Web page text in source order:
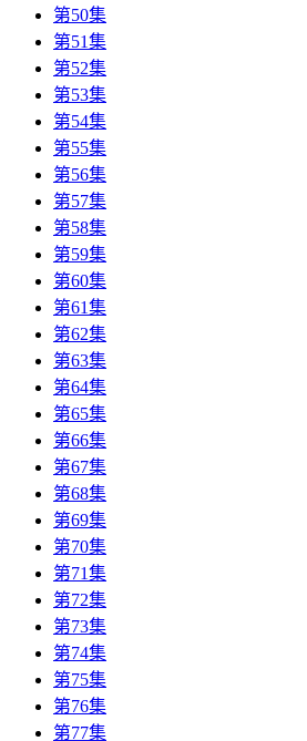
第50集
第51集
第52集
第53集
第54集
第55集
第56集
第57集
第58集
第59集
第60集
第61集
第62集
第63集
第64集
第65集
第66集
第67集
第68集
第69集
第70集
第71集
第72集
第73集
第74集
第75集
第76集
第77集